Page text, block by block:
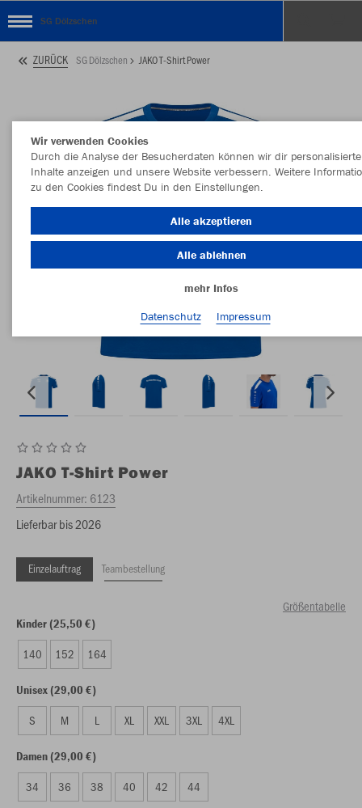
SG Dölzschen
ZURÜCK SG Dölzschen JAKO T-Shirt Power
JAKO T-Shirt Power
Artikelnummer: 6123
Lieferbar bis 2026
Einzelauftrag Teambestellung
Größentabelle
Kinder (25,50 €)
140 152 164
Unisex (29,00 €)
S M L XL XXL 3XL 4XL
Damen (29,00 €)
34 36 38 40 42 44
Wir verwenden Cookies
Durch die Analyse der Besucherdaten können wir dir personalisierte
Inhalte anzeigen und unsere Website verbessern. Weitere
zu den Cookies findest Du in den Einstellungen.
Alle akzeptieren
Alle ablehnen
mehr Infos
Datenschutz
Impressum